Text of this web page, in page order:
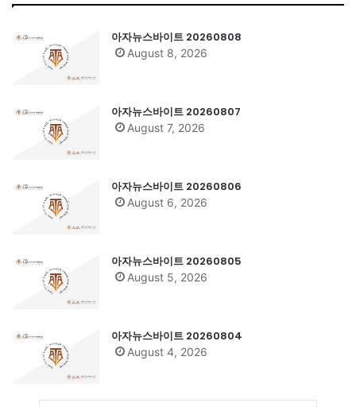
아자뉴스바이트 20260808
August 8, 2026
아자뉴스바이트 20260807
August 7, 2026
아자뉴스바이트 20260806
August 6, 2026
아자뉴스바이트 20260805
August 5, 2026
아자뉴스바이트 20260804
August 4, 2026